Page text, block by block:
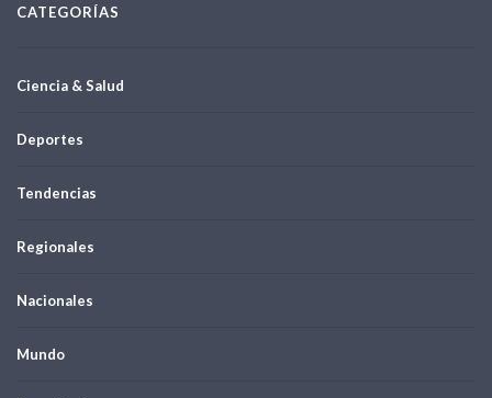
CATEGORÍAS
Ciencia & Salud
Deportes
Tendencias
Regionales
Nacionales
Mundo